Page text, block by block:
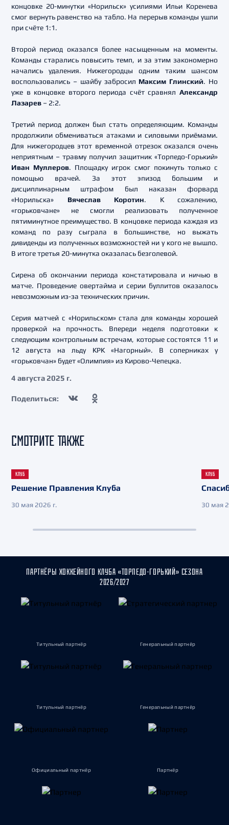
концовке 20-минутки «Норильск» усилиями Ильи Коренева
смог вернуть равенство на табло. На перерыв команды ушли
при счёте 1:1.
Второй период оказался более насыщенным на моменты.
Команды старались повысить темп, и за этим закономерно
начались удаления. Нижегородцы одним таким шансом
воспользовались – шайбу забросил Максим Глинский. Но
уже в концовке второго периода счёт сравнял Александр
Лазарев – 2:2.
Третий период должен был стать определяющим. Команды
продолжили обмениваться атаками и силовыми приёмами.
Для нижегородцев этот временной отрезок оказался очень
неприятным – травму получил защитник «Торпедо-Горький»
Иван Муллеров. Площадку игрок смог покинуть только с
помощью врачей. За этот эпизод большим и
дисциплинарным штрафом был наказан форвард
«Норильска» Вячеслав Коротин. К сожалению,
«горьковчане» не смогли реализовать полученное
пятиминутное преимущество. В концовке периода каждая из
команд по разу сыграла в большинстве, но выжать
дивиденды из полученных возможностей ни у кого не вышло.
В итоге третья 20-минутка оказалась безголевой.
Сирена об окончании периода констатировала и ничью в
матче. Проведение овертайма и серии буллитов оказалось
невозможным из-за технических причин.
Серия матчей с «Норильском» стала для команды хорошей
проверкой на прочность. Впереди неделя подготовки к
следующим контрольным встречам, которые состоятся 11 и
12 августа на льду КРК «Нагорный». В соперниках у
«горьковчан» будет «Олимпия» из Кирово-Чепецка.
4 августа 2025 г.
Поделиться:
СМОТРИТЕ ТАКЖЕ
КЛУБ
Решение Правления Клуба
30 мая 2026 г.
КЛУБ
30 мая
ПАРТНЁРЫ ХОККЕЙНОГО КЛУБА «ТОРПЕДО-ГОРЬКИЙ» СЕЗОНА
2026/2027
Титульный партнёр Генеральный партнёр
Титульный партнёр Генеральный партнёр
Официальный партнёр Партнёр